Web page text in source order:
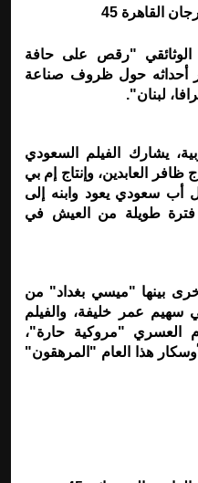
القاهرة 45
الوثائقي "رقص على حافة
أحداثه حول ظروف صناعة
لبنان".
يشارك الفيلم السعودي
العابدين، وإنتاج إم بي
أب سعودي يعود وابنه إلى
فترة طويلة من العيش في
3 أفلام أخرى بينها "ميسي بغداد" من
سهيم عمر خليفة، والفيلم
العسري "مروكية حارة"،
هذا العام "المرهقون"